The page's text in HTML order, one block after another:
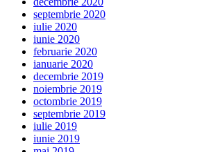
septembrie 2020
iulie 2020
iunie 2020
februarie 2020
ianuarie 2020
decembrie 2019
noiembrie 2019
octombrie 2019
septembrie 2019
iulie 2019
iunie 2019